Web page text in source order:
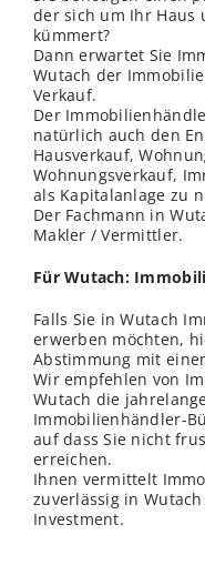
der sich um Ihr Haus
kümmert?
Dann erwartet Sie
Wutach der
Verkauf.
Der
natürlich auch den
Hausverkauf,
Wohnungsverkauf,
als Kapitalanlage zu
Der Fachmann in
Makler / Vermittler.
Für Wutach:
Falls Sie in Wutach
erwerben möchten,
Abstimmung mit
Wir empfehlen von
Wutach die
Immobilienhändler-
auf dass Sie nicht
erreichen.
Ihnen vermittelt
zuverlässig in
Investment.